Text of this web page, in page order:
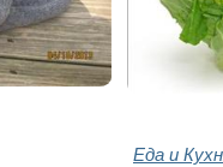
Еда и